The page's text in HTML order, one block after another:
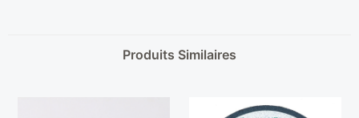
Produits Similaires